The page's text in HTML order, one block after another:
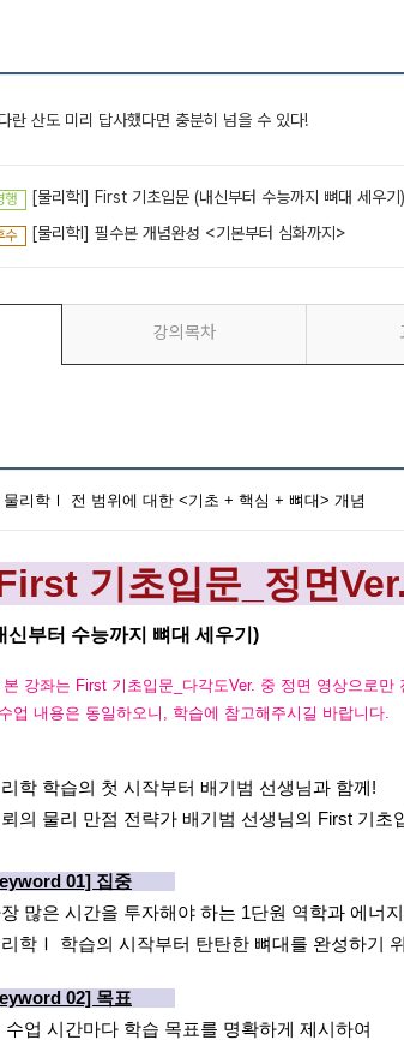
란 산도 미리 답사했다면 충분히 넘을 수 있다!
행 [물리학l] First 기초입문 (내신부터 수능까지 뼈대 세우기
수 [물리학I] 필수본 개념완성 <기본부터 심화까지>
강의목차
리학Ⅰ 전 범위에 대한 <기초 + 핵심 + 뼈대> 개념
기초입문_정면Ver.
신부터 수능까지 뼈대 세우기)
강좌는 First 기초입문_다각도Ver. 중 정면 영상으로만
업 내용은 동일하오니, 학습에 참고해주시길 바랍니다.
학 학습의 첫 시작부터 배기범 선생님과 함께!
의 물리 만점 전략가 배기범 선생님의 First 기초
01] 집중
많은 시간을 투자해야 하는 1단원 역학과 에너
학Ⅰ 학습의 시작부터 탄탄한 뼈대를 완성하기
02] 목표
수업 시간마다 학습 목표를 명확하게 제시하여